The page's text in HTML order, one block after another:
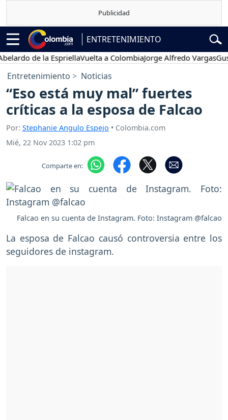
ENTRETENIMIENTO
de la EspriellaVuelta a ColombiaJorge Alfredo Vargas
Entretenimiento Noticias
“Eso está muy mal” fuertes
críticas a la esposa de Falcao
Por: Stephanie Angulo Espejo • Colombia.com
Mié, 22 Nov 2023 1:02 pm
Comparte en:
Falcao en su cuenta de Instagram. Foto: Instagram @falcao
La esposa de Falcao causó controversia entre los
seguidores de instagram.